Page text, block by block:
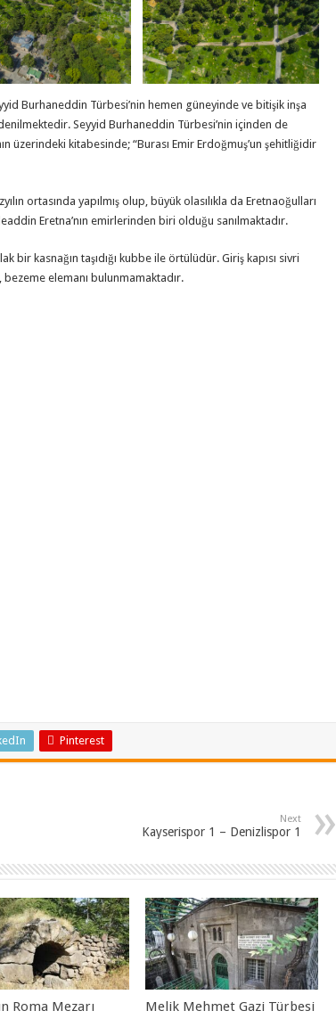
Burhaneddin Türbesi’nin hemen güneyinde ve bitişik inşa
Seyyid Burhaneddin Türbesi’nin içinden de
üzerindeki kitabesinde; “Burası Emir Erdoğmuş’un şehitliğidir
ortasında yapılmış olup, büyük olasılıkla da Eretnaoğulları
Eretna’nın emirlerinden biri olduğu sanılmaktadır.
bir kasnağın taşıdığı kubbe ile örtülüdür. Giriş kapısı sivri
elemanı bulunmamaktadır.
Pinterest
Next
Kayserispor 1 – Denizlispor 1
Roma Mezarı Melik Mehmet Gazi Türbesi